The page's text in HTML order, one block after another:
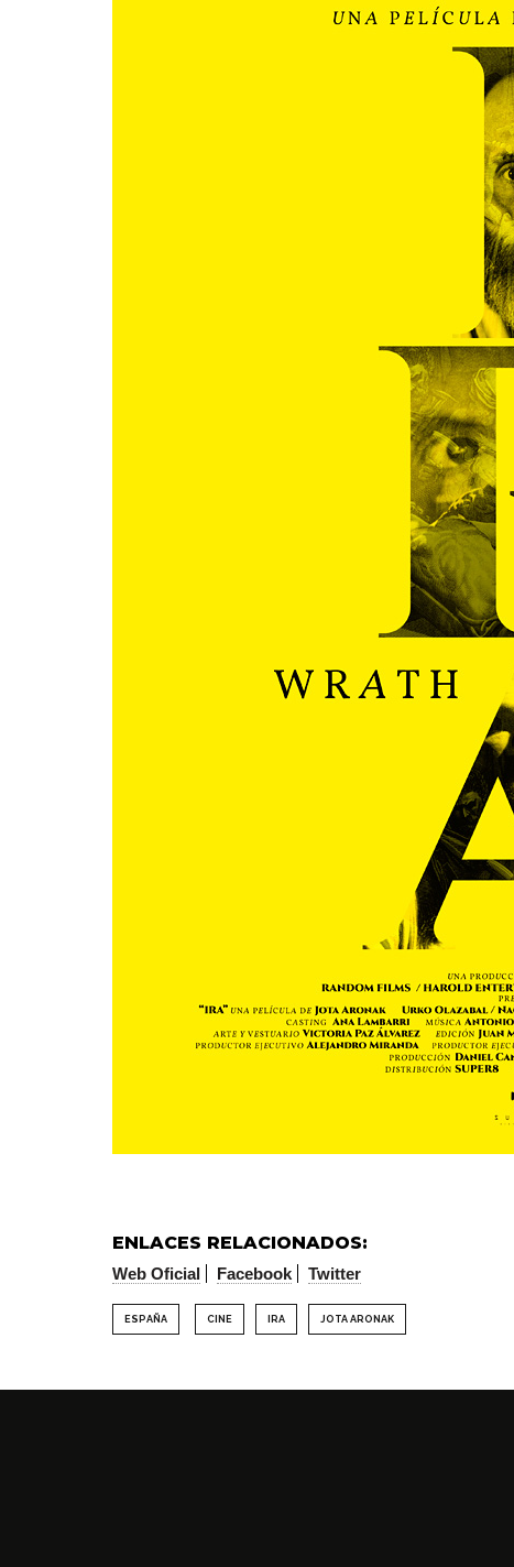
ENLACES RELACIONADOS:
Web Oficial Facebook Twitter
ESPAÑA CINE IRA JOTA ARONAK